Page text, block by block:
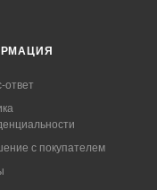
ответ
с покупателем